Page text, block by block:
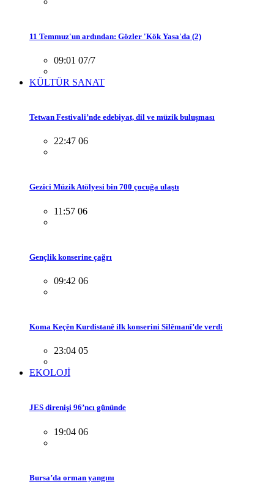
11 Temmuz'un ardından: Gözler 'Kök Yasa'da (2)
09:01 07/7
KÜLTÜR SANAT
Tetwan Festivali’nde edebiyat, dil ve müzik buluşması
22:47 06
Gezici Müzik Atölyesi bin 700 çocuğa ulaştı
11:57 06
Gençlik konserine çağrı
09:42 06
Koma Keçên Kurdistanê ilk konserini Silêmanî’de verdi
23:04 05
EKOLOJİ
JES direnişi 96’ncı gününde
19:04 06
Bursa’da orman yangını